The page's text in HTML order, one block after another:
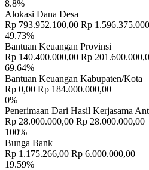
8.8%
Alokasi Dana Desa
Rp 793.952.100,00 Rp
49.73%
Bantuan Keuangan Provinsi
Rp 140.400.000,00 Rp
69.64%
Bantuan Keuangan Kabupaten/Kota
Rp 0,00 Rp 184.000.000,00
0%
Penerimaan Dari Hasil Kerjasama
Rp 28.000.000,00 Rp 28.000.000,00
100%
Bunga Bank
Rp 1.175.266,00 Rp 6.000.000,00
19.59%